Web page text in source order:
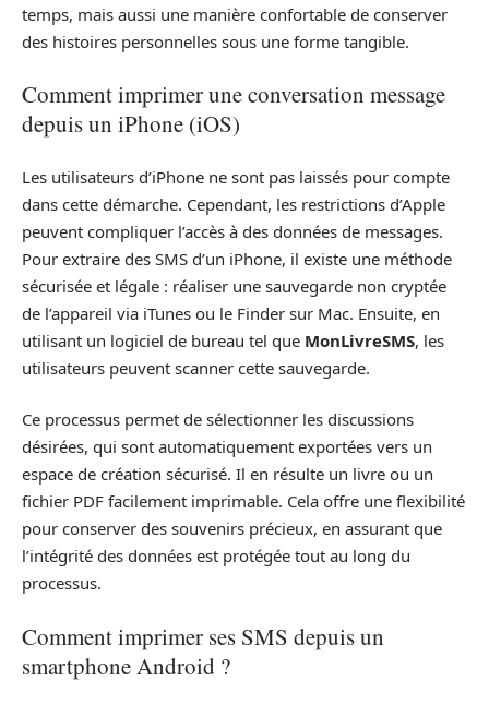
temps, mais aussi une manière confortable de conserver
des histoires personnelles sous une forme tangible.
Comment imprimer une conversation message
depuis un iPhone (iOS)
Les utilisateurs d’iPhone ne sont pas laissés pour compte
dans cette démarche. Cependant, les restrictions d’Apple
peuvent compliquer l’accès à des données de messages.
Pour extraire des SMS d’un iPhone, il existe une méthode
sécurisée et légale : réaliser une sauvegarde non cryptée
de l’appareil via iTunes ou le Finder sur Mac. Ensuite, en
utilisant un logiciel de bureau tel que MonLivreSMS, les
utilisateurs peuvent scanner cette sauvegarde.
Ce processus permet de sélectionner les discussions
désirées, qui sont automatiquement exportées vers un
espace de création sécurisé. Il en résulte un livre ou un
fichier PDF facilement imprimable. Cela offre une flexibilité
pour conserver des souvenirs précieux, en assurant que
l’intégrité des données est protégée tout au long du
processus.
Comment imprimer ses SMS depuis un
smartphone Android ?